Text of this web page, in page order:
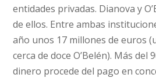
entidades privadas. Dianova y
de ellos. Entre ambas
año unos 17 millones de euros
cerca de doce O’Belén). Más del
dinero procede del pago en